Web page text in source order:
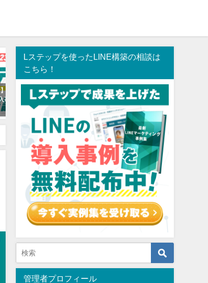
Lステップ
【全27種】Lステップを使った
LINEの導入事例大事典【LINE構築
実績200件以上のLINEマーケター
が出し惜しみ一切なしで解説】
2021年6月27日
【完全網羅】Lステップの使
をマニュアル形式で徹底解
2021年6月25日
Lステップを使ったLINE構築の相談は
こちら！
管理者プロフィール